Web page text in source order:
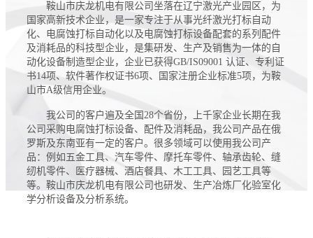
鞍山市庆龙机电有限公司坐落在辽宁激光产业园区，为
国家高新技术企业，是一家专注于从事光纤激光打标自动
化、电腐蚀打标自动化以及电腐蚀打标设备配套的系列配件
及消耗品的科技型企业，是集研发、生产及销售为一体的自
动化设备制造型企业，企业已获得GB/IS09001 认证、专利证
书14项、软件著作权证书6项、国家注册企业标准5项，为鞍
山市A级信用企业。
我公司的客户遍及全国28个省份，上千家企业长期在我
公司采购电腐蚀打标设备、配件及消耗品，我公司产品在俄
罗斯及东南亚有一定的客户。很多领域可以使用我公司产
品：例如五金工具、汽车零件、摩托车零件、轴承齿轮、缝
纫机零件、医疗器械、酒店餐具、木工工具、园艺工具等
等。鞍山市庆龙机电有限公司也研发、生产冶炼厂化验室化
学分析设备及分析系统。